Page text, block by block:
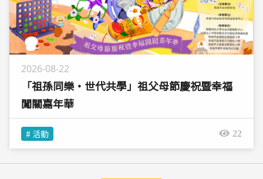
2026-08-22
「祖孫同樂‧世代共學」祖父母節慶祝暨幸福
闖關嘉年華
# 活動 22